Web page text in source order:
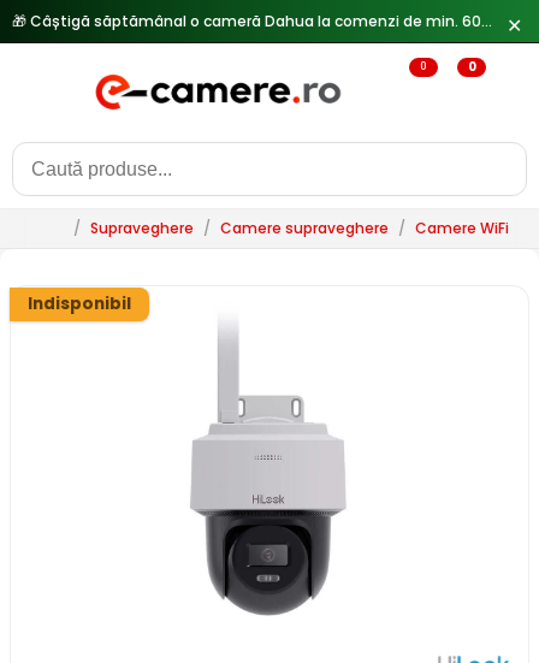
✕
0 0
/ Supraveghere / Camere supraveghere / Camere WiFi &
Indisponibil